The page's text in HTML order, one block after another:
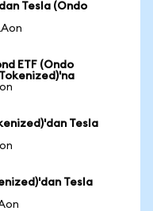
Tesla (Ondo
ETF (Ondo
Tesla
Tesla